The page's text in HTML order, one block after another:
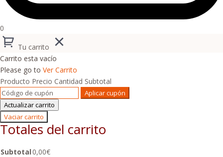
0
Tu carrito
Carrito esta vacío
Please go to Ver Carrito
Producto Precio Cantidad Subtotal
Aplicar cupón
Actualizar carrito
Vaciar carrito
Totales del carrito
Subtotal0,00€